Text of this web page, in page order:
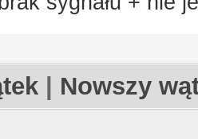
Nowszy